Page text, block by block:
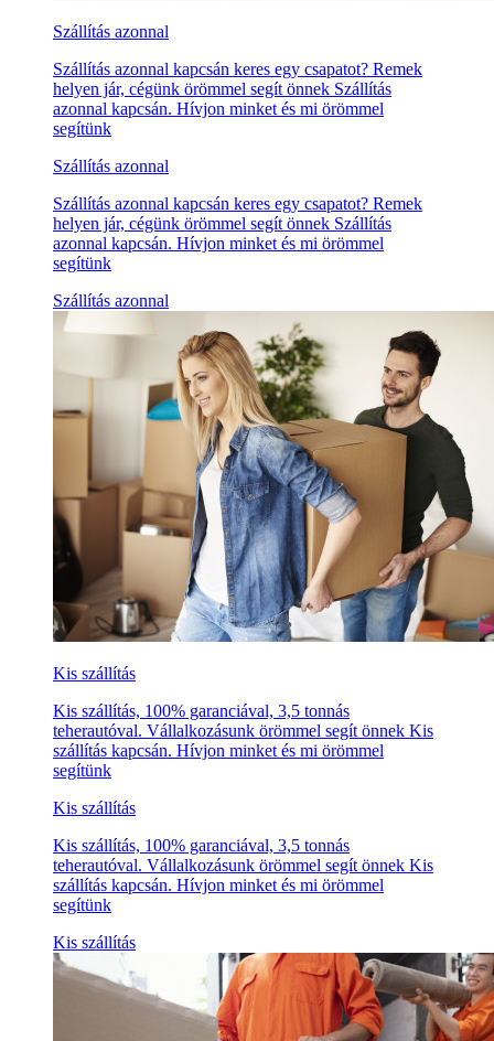
Szállítás azonnal
Szállítás azonnal kapcsán keres egy csapatot? Remek
helyen jár, cégünk örömmel segít önnek Szállítás
azonnal kapcsán. Hívjon minket és mi örömmel
segítünk
Szállítás azonnal
Szállítás azonnal kapcsán keres egy csapatot? Remek
helyen jár, cégünk örömmel segít önnek Szállítás
azonnal kapcsán. Hívjon minket és mi örömmel
segítünk
Szállítás azonnal
Kis szállítás
Kis szállítás, 100% garanciával, 3,5 tonnás
teherautóval. Vállalkozásunk örömmel segít önnek Kis
szállítás kapcsán. Hívjon minket és mi örömmel
segítünk
Kis szállítás
Kis szállítás, 100% garanciával, 3,5 tonnás
teherautóval. Vállalkozásunk örömmel segít önnek Kis
szállítás kapcsán. Hívjon minket és mi örömmel
segítünk
Kis szállítás